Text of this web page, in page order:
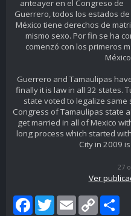
anteayer en el Congreso de
Guerrero, todos los estados de
México tiene derechos de
mismo sexo. Por fin se ha
comenzó con los primeros
Guerrero and Tamaulipas
finally it is law in all 32 states.
state voted to legalize
Congress of Tamaulipas state
get married in all of Mexico
long process which started
City in 2009
27
Ver
FacebookTwitterEmail Copy
Link